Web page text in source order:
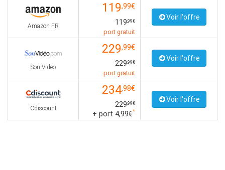
Amazon FR
119,99€
119,99€
port gratuit
Voir l'offre
Son-Video
229,99€
229,99€
port gratuit
Voir l'offre
Cdiscount
234,98€
229,99€
+ port 4,99€*
Voir l'offre